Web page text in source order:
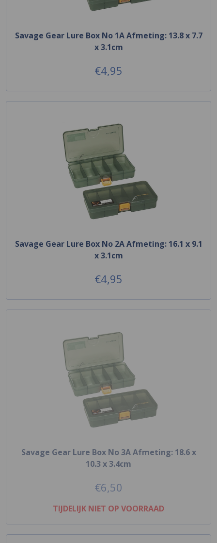
Savage Gear Lure Box No 1A Afmeting: 13.8 x 7.7
x 3.1cm
€4,95
Savage Gear Lure Box No 2A Afmeting: 16.1 x 9.1
x 3.1cm
€4,95
Savage Gear Lure Box No 3A Afmeting: 18.6 x
10.3 x 3.4cm
€6,50
TIJDELIJK NIET OP VOORRAAD